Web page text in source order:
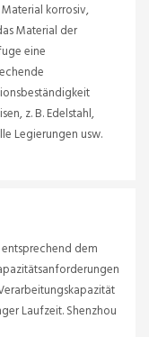
Material korrosiv,
Material der
eine
z. B. Edelstahl,
Legierungen usw.
dem
Laufzeit. Shenzhou